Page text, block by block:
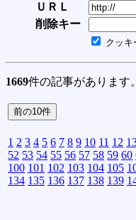
ＵＲＬ
削除キー
クッキ
1669件の記事があります。
1 2 3 4 5 6 7 8 9 10 11 12
52 53 54 55 56 57 58 59 60
100 101 102 103 104 105
134 135 136 137 138 139